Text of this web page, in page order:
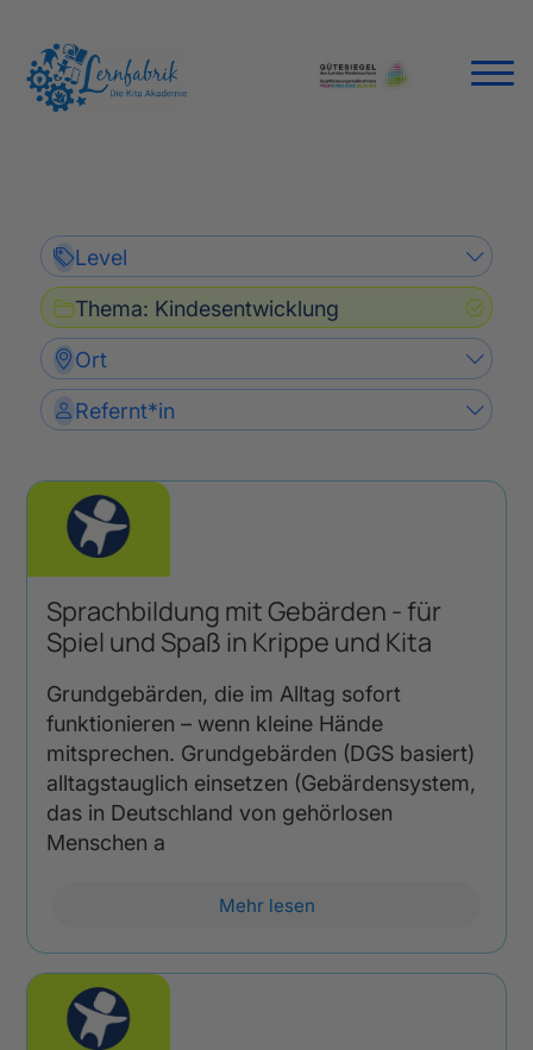
Level
Thema: Kindesentwicklung
Ort
Refernt*in
Sprachbildung mit Gebärden - für
Spiel und Spaß in Krippe und Kita
Grundgebärden, die im Alltag sofort
funktionieren – wenn kleine Hände
mitsprechen. Grundgebärden (DGS basiert)
alltagstauglich einsetzen (Gebärdensystem,
das in Deutschland von gehörlosen
Menschen a
Mehr lesen